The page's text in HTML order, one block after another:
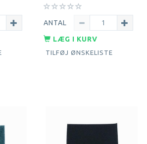
ANTAL
LÆG I KURV
TILFØJ ØNSKELISTE